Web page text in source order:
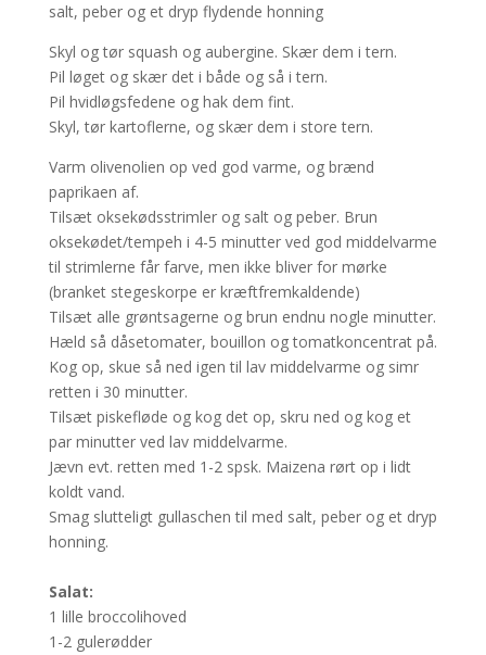
salt, peber og et dryp flydende honning
Skyl og tør squash og aubergine. Skær dem i tern.
Pil løget og skær det i både og så i tern.
Pil hvidløgsfedene og hak dem fint.
Skyl, tør kartoflerne, og skær dem i store tern.
Varm olivenolien op ved god varme, og brænd
paprikaen af.
Tilsæt oksekødsstrimler og salt og peber. Brun
oksekødet/tempeh i 4-5 minutter ved god middelvarme
til strimlerne får farve, men ikke bliver for mørke
(branket stegeskorpe er kræftfremkaldende)
Tilsæt alle grøntsagerne og brun endnu nogle minutter.
Hæld så dåsetomater, bouillon og tomatkoncentrat på.
Kog op, skue så ned igen til lav middelvarme og simr
retten i 30 minutter.
Tilsæt piskefløde og kog det op, skru ned og kog et
par minutter ved lav middelvarme.
Jævn evt. retten med 1-2 spsk. Maizena rørt op i lidt
koldt vand.
Smag slutteligt gullaschen til med salt, peber og et dryp
honning.
Salat:
1 lille broccolihoved
1-2 gulerødder